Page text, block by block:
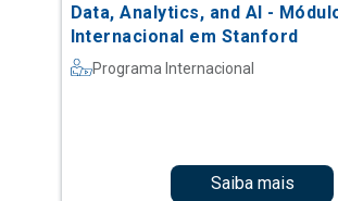
Data, Analytics, and AI -
Internacional em Stanford
Programa Internacional
Saiba mais